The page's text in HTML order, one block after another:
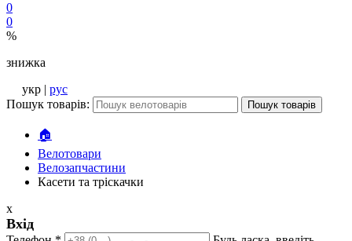
0
0
%
знижка
укр | рус
Пошук товарів:
Пошук товарів
🏠
Велотовари
Велозапчастини
Касети та тріскачки
x
Вхід